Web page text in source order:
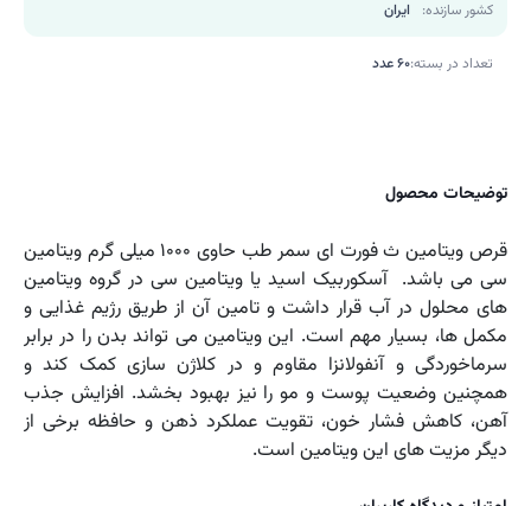
کشور سازنده: ایران
تعداد در بسته:60 عدد
توضیحات محصول
قرص ویتامین ث فورت ای سمر طب حاوی 1000 میلی گرم ویتامین
سی می باشد. آسکوربیک اسید یا ویتامین سی در گروه ویتامین
های محلول در آب قرار داشت و تامین آن از طریق رژیم غذایی و
مکمل ها، بسیار مهم است. این ویتامین می تواند بدن را در برابر
سرماخوردگی و آنفولانزا مقاوم و در کلاژن سازی کمک کند و
همچنین وضعیت پوست و مو را نیز بهبود بخشد. افزایش جذب
آهن، کاهش فشار خون، تقویت عملکرد ذهن و حافظه برخی از
دیگر مزیت های این ویتامین است.